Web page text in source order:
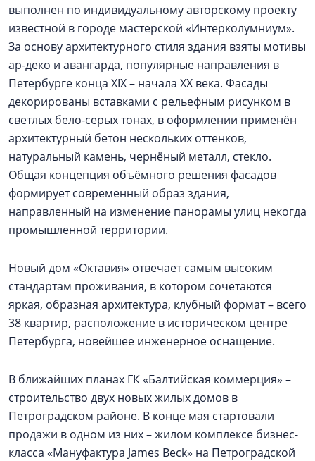
выполнен по индивидуальному авторскому проекту
известной в городе мастерской «Интерколумниум».
За основу архитектурного стиля здания взяты мотивы
ар-деко и авангарда, популярные направления в
Петербурге конца XIX – начала ХХ века. Фасады
декорированы вставками с рельефным рисунком в
светлых бело-серых тонах, в оформлении применён
архитектурный бетон нескольких оттенков,
натуральный камень, чернёный металл, стекло.
Общая концепция объёмного решения фасадов
формирует современный образ здания,
направленный на изменение панорамы улиц некогда
промышленной территории.
Новый дом «Октавия» отвечает самым высоким
стандартам проживания, в котором сочетаются
яркая, образная архитектура, клубный формат – всего
38 квартир, расположение в историческом центре
Петербурга, новейшее инженерное оснащение.
В ближайших планах ГК «Балтийская коммерция» –
строительство двух новых жилых домов в
Петроградском районе. В конце мая стартовали
продажи в одном из них –жилом комплексе бизнес-
класса «Мануфактура James Beck» на Петроградской